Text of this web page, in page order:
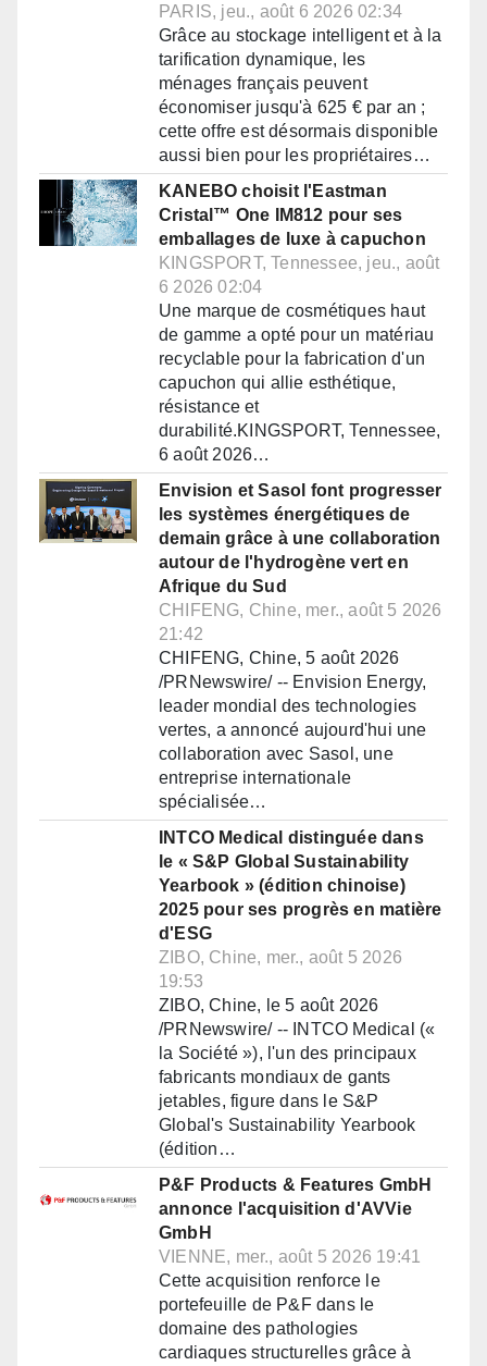
PARIS, jeu., août 6 2026 02:34
Grâce au stockage intelligent et à la
tarification dynamique, les
ménages français peuvent
économiser jusqu'à 625 € par an ;
cette offre est désormais disponible
aussi bien pour les propriétaires…
KANEBO choisit l'Eastman
Cristal™ One IM812 pour ses
emballages de luxe à capuchon
KINGSPORT, Tennessee, jeu., août
6 2026 02:04
Une marque de cosmétiques haut
de gamme a opté pour un matériau
recyclable pour la fabrication d'un
capuchon qui allie esthétique,
résistance et
durabilité.KINGSPORT, Tennessee,
6 août 2026…
Envision et Sasol font progresser
les systèmes énergétiques de
demain grâce à une collaboration
autour de l'hydrogène vert en
Afrique du Sud
CHIFENG, Chine, mer., août 5 2026
21:42
CHIFENG, Chine, 5 août 2026
/PRNewswire/ -- Envision Energy,
leader mondial des technologies
vertes, a annoncé aujourd'hui une
collaboration avec Sasol, une
entreprise internationale
spécialisée…
INTCO Medical distinguée dans
le « S&P Global Sustainability
Yearbook » (édition chinoise)
2025 pour ses progrès en matière
d'ESG
ZIBO, Chine, mer., août 5 2026
19:53
ZIBO, Chine, le 5 août 2026
/PRNewswire/ -- INTCO Medical («
la Société »), l'un des principaux
fabricants mondiaux de gants
jetables, figure dans le S&P
Global's Sustainability Yearbook
(édition…
P&F Products & Features GmbH
annonce l'acquisition d'AVVie
GmbH
VIENNE, mer., août 5 2026 19:41
Cette acquisition renforce le
portefeuille de P&F dans le
domaine des pathologies
cardiaques structurelles grâce à